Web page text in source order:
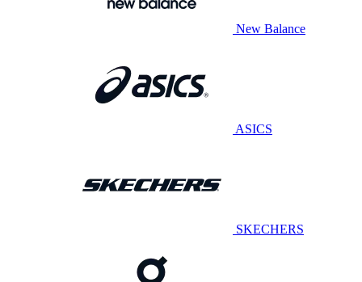
New Balance
ASICS
SKECHERS